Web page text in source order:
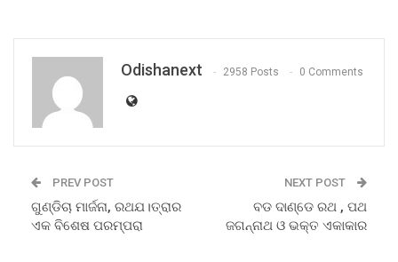
Odishanext 2958 Posts 0 Comments
PREV POST
ଗୁଣ୍ଡିଚା ମାର୍ଜନା, ରଥଯ।ତ୍ରାର
ଏକ ବିଶେଷ ପରମ୍ପରା
NEXT POST
ବଡ ଦାଣ୍ଡେ ରଥ , ପଥ
ଜଗନ୍ନାଥ ଓ ଭକ୍ତ ଏକାକାର